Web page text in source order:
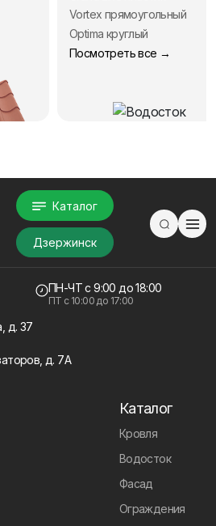
Vortex прямоугольный
Optima круглый
Посмотреть все →
Каталог
Дзержинск
ПН-ЧТс 9:00 до 18:00
ПТ с 10:00 до 17:00
д. 37
д. 7А
Каталог
Кровля
Водосток
Фасад
Ограждения